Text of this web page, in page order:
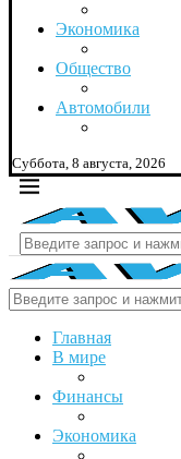
Экономика
Общество
Автомобили
Суббота, 8 августа, 2026
Главная
В мире
Финансы
Экономика